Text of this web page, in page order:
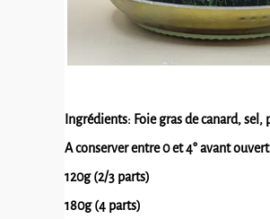
Ingrédients: Foie gras de canard, sel,
A conserver entre 0 et 4° avant
120g (2/3 parts)
180g (4 parts)